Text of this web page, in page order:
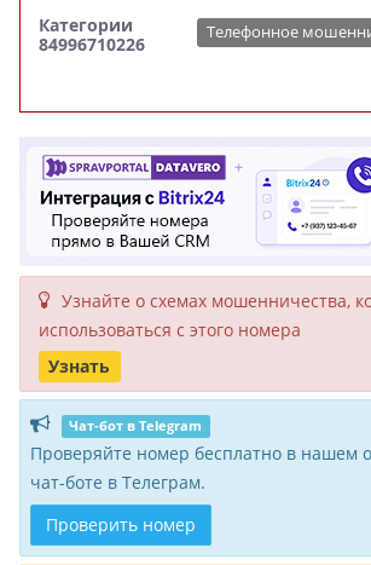
Категории
84996710226
Телефонное
Узнайте о схемах мошенни­чества,
исполь­зоваться с этого номера
Узнать
Чат-бот в Telegram
Проверяйте номер бесплатно в нашем
чат-боте в Телеграм.
Проверить номер